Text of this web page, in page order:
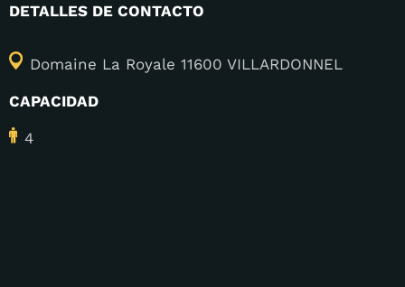
DETALLES DE CONTACTO
Domaine La Royale 11600 VILLARDONNEL
CAPACIDAD
4